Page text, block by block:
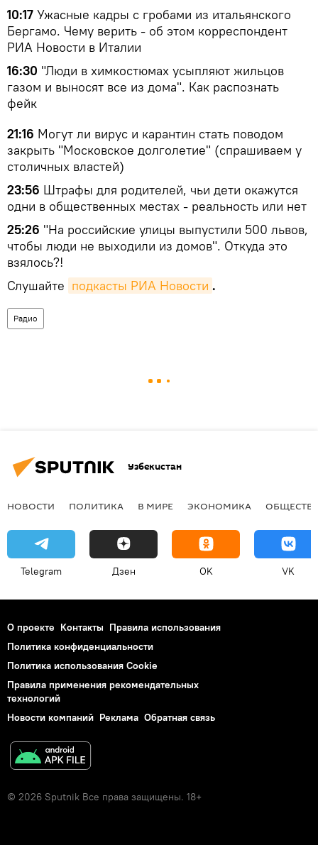
10:17 Ужасные кадры с гробами из итальянского
Бергамо. Чему верить - об этом корреспондент
РИА Новости в Италии
16:30 "Люди в химкостюмах усыпляют жильцов
газом и выносят все из дома". Как распознать
фейк
21:16 Могут ли вирус и карантин стать поводом
закрыть "Московское долголетие" (спрашиваем у
столичных властей)
23:56 Штрафы для родителей, чьи дети окажутся
одни в общественных местах - реальность или нет
25:26 "На российские улицы выпустили 500 львов,
чтобы люди не выходили из домов". Откуда это
взялось?!
Слушайте подкасты РИА Новости .
Радио
Узбекистан
НОВОСТИ ПОЛИТИКА В МИРЕ ЭКОНОМИКА
Telegram Дзен OK VK
О проекте Контакты Правила использования
Политика конфиденциальности
Политика использования Cookie
Правила применения рекомендательных
технологий
Новости компаний Реклама Обратная связь
© 2026 Sputnik Все права защищены. 18+